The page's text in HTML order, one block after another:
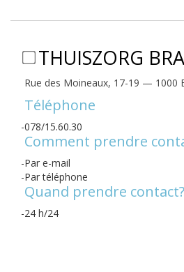
THUISZORG
Rue des Moineaux, 17-19 — 1000
Téléphone
078/15.60.30
Comment prendre
Par e-mail
Par téléphone
Quand prendre contact?
24 h/24